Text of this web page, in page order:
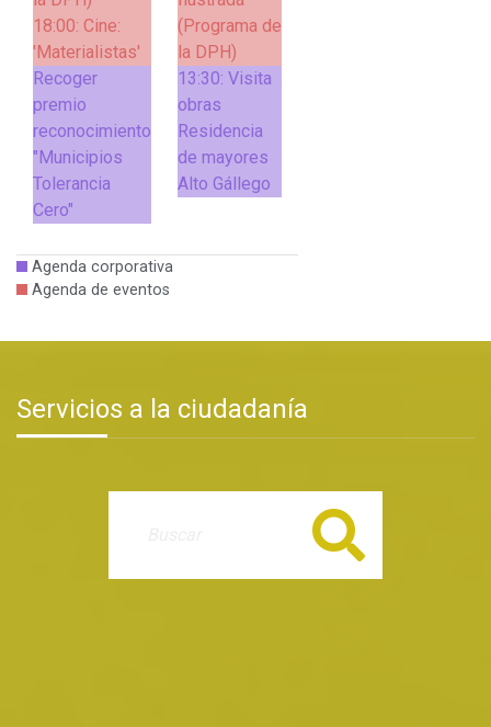
18:00: Cine:
'Materialistas'
Recoger
premio
reconocimiento
"Municipios
Tolerancia
Cero"
(Programa de
la DPH)
13:30: Visita
obras
Residencia
de mayores
Alto Gállego
Agenda corporativa
Agenda de eventos
Servicios a la ciudadanía
Buscar